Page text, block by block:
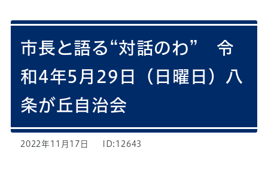
市長と語る“対話のわ” 令
和4年5月29日（日曜日）八
条が丘自治会
2022年11月17日 ID:12643